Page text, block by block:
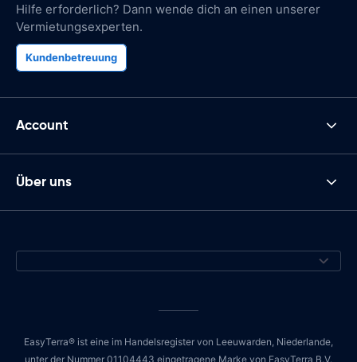
Hilfe erforderlich? Dann wende dich an einen unserer
Vermietungsexperten.
Kundenbetreuung
Account
Über uns
EasyTerra® ist eine im Handelsregister von Leeuwarden, Niederlande,
unter der Nummer 01104443 eingetragene Marke von EasyTerra B.V.